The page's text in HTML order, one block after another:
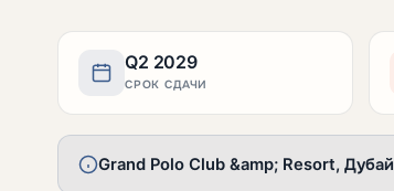
Q2 2029
СРОК СДАЧИ
Grand Polo Club &amp; Resort, Дубай